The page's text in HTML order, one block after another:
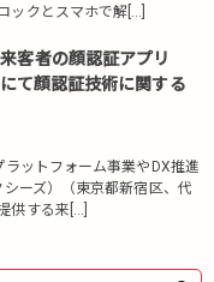
ックとスマホで解[…]
客者の顔認証アプリ
て顔認証技術に関する
ラットフォーム事業やDX推進
ーズ）（東京都新宿区、代
供する来[…]